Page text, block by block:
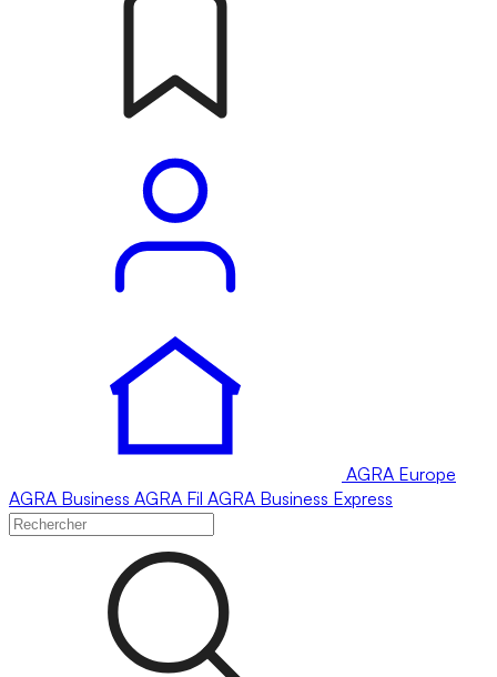
AGRA Europe
AGRA Business AGRA Fil AGRA Business Express